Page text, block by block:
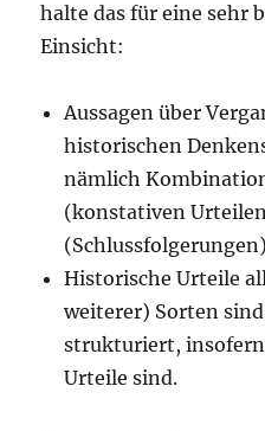
halte das für eine sehr
Einsicht:
Aussagen über
historischen
nämlich
(konstativen
Historische Urteile
weiterer) Sorten
strukturiert,
Urteile sind.